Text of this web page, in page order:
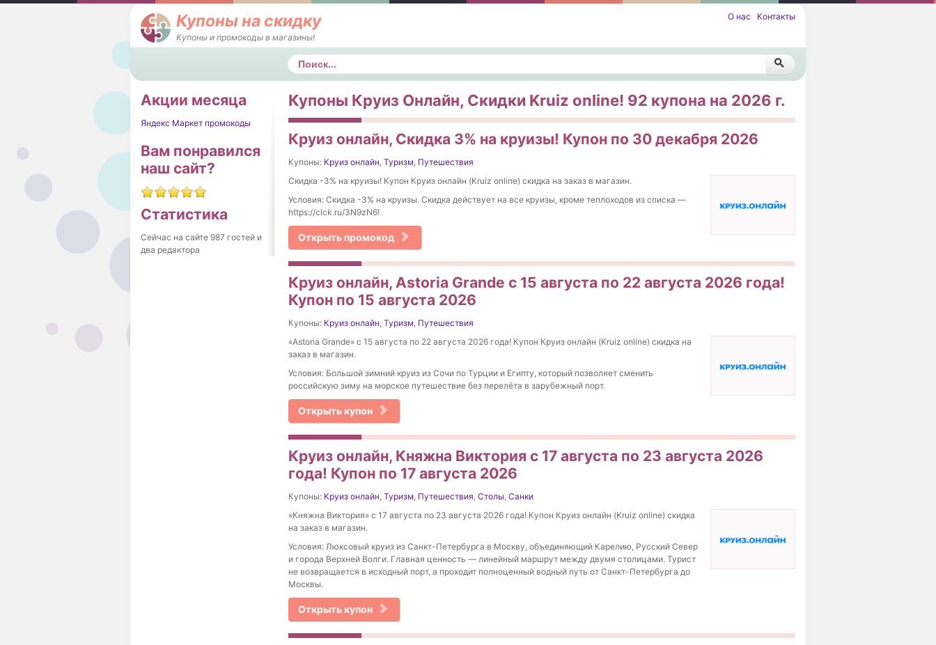
Купоны на скидку
Купоны и промокоды в магазины!
О нас Контакты
Поиск
Акции месяца
Яндекс Маркет промокоды
Вам понравился
наш сайт?
Статистика
Сейчас на сайте 987 гостей и
два редактора
Купоны Круиз Онлайн, Скидки Kruiz online! 92 купона на 2026 г.
Круиз онлайн, Скидка 3% на круизы! Купон по 30 декабря 2026
Купоны: Круиз онлайн, Туризм, Путешествия
Скидка -3% на круизы! Купон Круиз онлайн (Kruiz online) скидка на заказ в магазин.
Условия: Скидка -3% на круизы. Скидка действует на все круизы, кроме теплоходов из списка —
https://clck.ru/3N9zN6!
Открыть промокод
Круиз онлайн, Astoria Grande с 15 августа по 22 августа 2026 года!
Купон по 15 августа 2026
Купоны: Круиз онлайн, Туризм, Путешествия
«Astoria Grande» с 15 августа по 22 августа 2026 года! Купон Круиз онлайн (Kruiz online) скидка на
заказ в магазин.
Условия: Большой зимний круиз из Сочи по Турции и Египту, который позволяет сменить
российскую зиму на морское путешествие без перелёта в зарубежный порт.
Открыть купон
Круиз онлайн, Княжна Виктория с 17 августа по 23 августа 2026
года! Купон по 17 августа 2026
Купоны: Круиз онлайн, Туризм, Путешествия, Столы, Санки
«Княжна Виктория» с 17 августа по 23 августа 2026 года! Купон Круиз онлайн (Kruiz online) скидка
на заказ в магазин.
Условия: Люксовый круиз из Санкт-Петербурга в Москву, объединяющий Карелию, Русский Север
и города Верхней Волги. Главная ценность — линейный маршрут между двумя столицами. Турист
не возвращается в исходный порт, а проходит полноценный водный путь от Санкт-Петербурга до
Москвы.
Открыть купон